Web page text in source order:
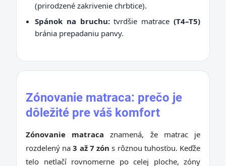
(prirodzené zakrivenie chrbtice).
Spánok na bruchu:tvrdšie matrace(T4–T5)
bránia prepadaniu panvy.
Zónovanie matraca: prečo je
dôležité pre váš komfort
Zónovanie matraca znamená, že matrac je
rozdelený na3 až 7 zón s rôznou tuhosťou. Keďže
telo netlačí rovnomerne po celej ploche, zóny